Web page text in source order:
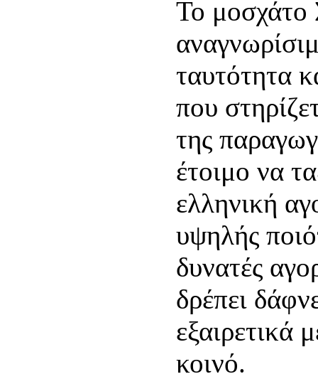
Το μοσχάτο
ταυτότητα
που
της
έτοιμο να
ελληνική
υψηλής
δυνατές
δρέπει
εξαιρετικά
κοινό.